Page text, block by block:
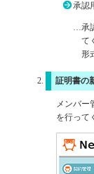
承認
…承
て
形
証明書の
メンバー
を行って